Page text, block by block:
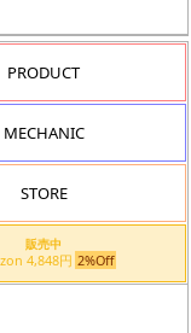
PRODUCT
MECHANIC
STORE
販売中
Amazon 4,848円 2%Off